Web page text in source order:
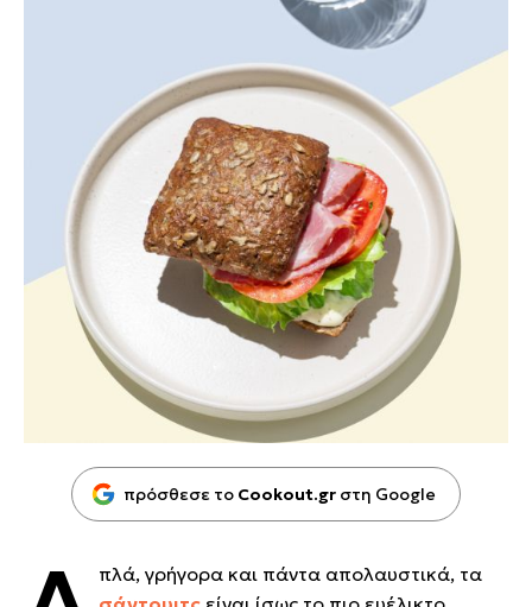
πρόσθεσε το Cookout.gr στη Google
πλά, γρήγορα και πάντα απολαυστικά, τα